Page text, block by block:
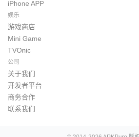
iPhone APP
娱乐
游戏商店
Mini Game
TVOnic
公司
关于我们
开发者平台
商务合作
联系我们